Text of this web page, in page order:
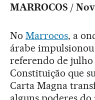
MARROCOS /
No Marrocos, a
árabe
referendo de julho
Constituição que
Carta Magna